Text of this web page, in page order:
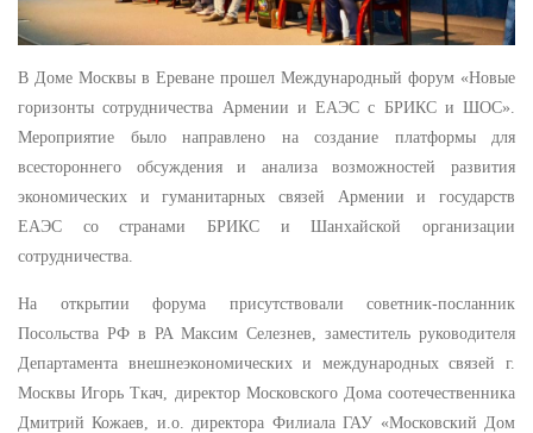
В Доме Москвы в Ереване прошел Международный форум «Новые
горизонты сотрудничества Армении и ЕАЭС с БРИКС и ШОС».
Мероприятие было направлено на создание платформы для
всестороннего обсуждения и анализа возможностей развития
экономических и гуманитарных связей Армении и государств
ЕАЭС со странами БРИКС и Шанхайской организации
сотрудничества.
На открытии форума присутствовали советник-посланник
Посольства РФ в РА Максим Селезнев, заместитель руководителя
Департамента внешнеэкономических и международных связей г.
Москвы Игорь Ткач, директор Московского Дома соотечественника
Дмитрий Кожаев, и.о. директора Филиала ГАУ «Московский Дом